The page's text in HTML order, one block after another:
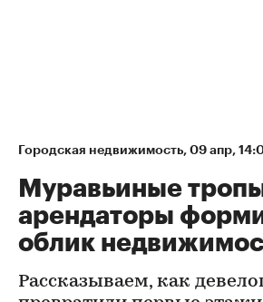
Городская недвижимость 09 апр,
Муравьиные
арендаторы
облик
Рассказываем, как